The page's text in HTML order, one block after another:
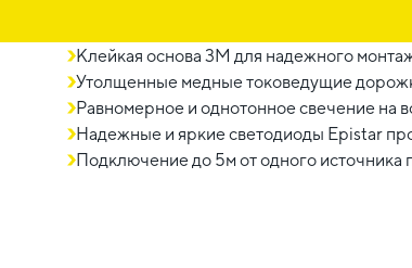
Клейкая основа 3М для надежного
Утолщенные медные токоведущие
Равномерное и однотонное свечение на
Надежные и яркие светодиоды Epistar
Подключение до 5м от одного источника